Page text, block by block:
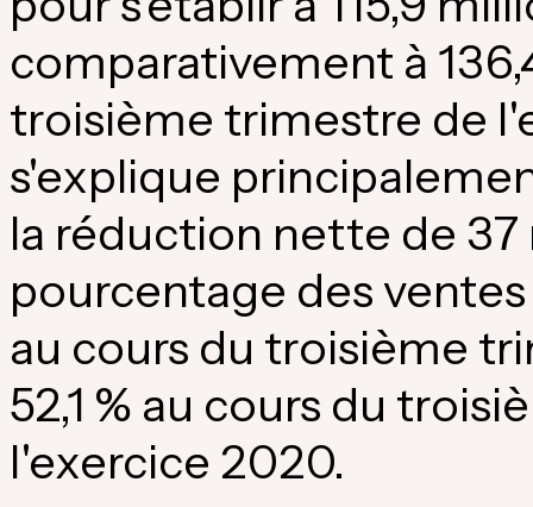
comparativement à
troisième trimestre de
s'explique
la réduction nette de
pourcentage des
au cours du troisième
52,1 % au cours du
l'exercice 2020.